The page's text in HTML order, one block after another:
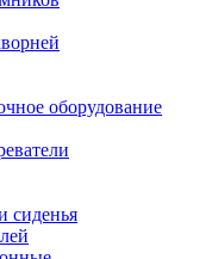
оборудование
сиденья